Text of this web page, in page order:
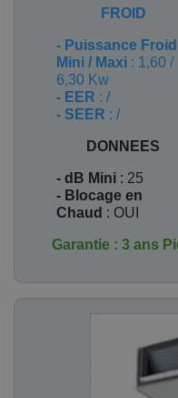
FROID
- Puissance Froid
Mini / Maxi : 1,60 /
6,30 Kw
- EER : /
- SEER : /
DONNEES
- dB Mini : 25
- Blocage en
Chaud : OUI
Garantie : 3 ans